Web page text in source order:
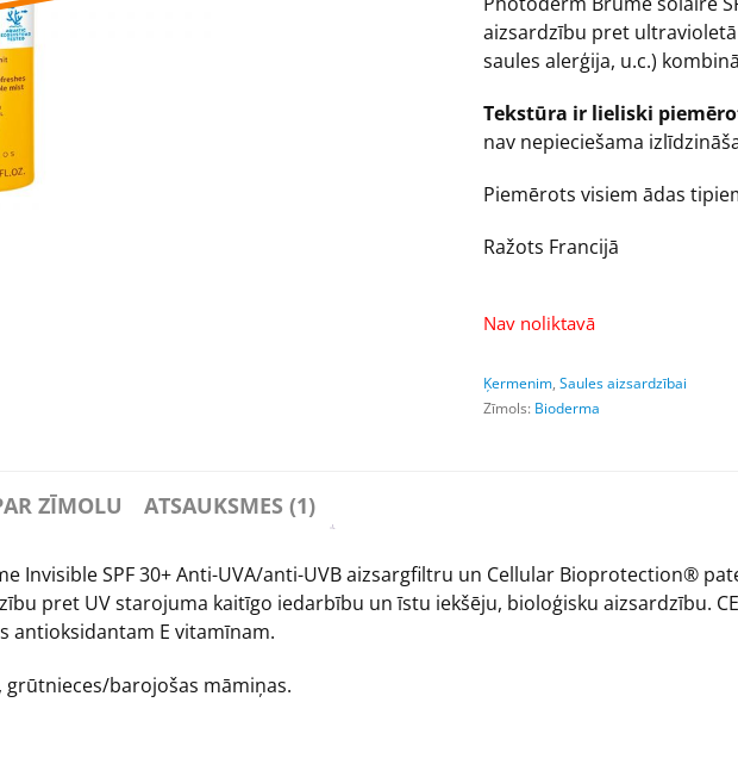
aizsardzību pret
saules alerģija, u.c.)
Tekstūra ir lieliski
nav nepieciešama
Piemērots visiem ādas
Ražots Francijā
Nav noliktavā
Ķermenim, Saules aizsardzībai
Zīmols: Bioderma
ZĪMOLU ATSAUKSMES (1)
Invisible SPF 30+ Anti-UVA/anti-UVB aizsargfiltru un Cellular Bioprotection®
pret UV starojuma kaitīgo iedarbību un īstu iekšēju, bioloģisku aizsardzību.
antioksidantam E vitamīnam.
grūtnieces/barojošas māmiņas.